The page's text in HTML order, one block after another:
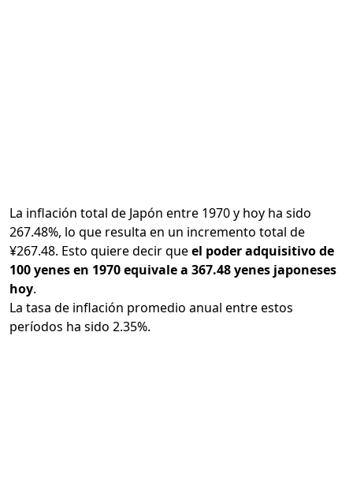
La inflación total de Japón entre 1970 y hoy ha sido
267.48%, lo que resulta en un incremento total de
¥267.48. Esto quiere decir queel poder adquisitivo de
100 yenes en 1970 equivale a 367.48 yenes japoneses
hoy.
La tasa de inflación promedio anual entre estos
períodos ha sido 2.35%.